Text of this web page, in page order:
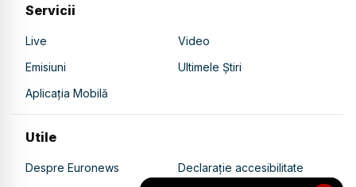
Servicii
Live
Video
Emisiuni
Ultimele Știri
Aplicația Mobilă
Utile
Despre Euronews Declarație accesibilitate